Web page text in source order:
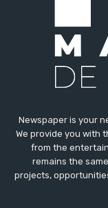
Newspaper is your
We provide you with
from the
remains the
projects,